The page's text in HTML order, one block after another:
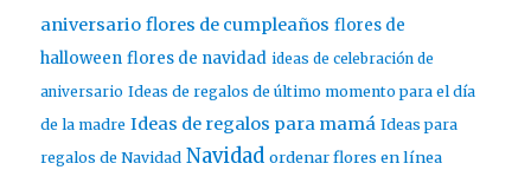
aniversario flores de cumpleaños flores de
halloween flores de navidad ideas de celebración de
aniversario Ideas de regalos de último momento para el día
de la madre Ideas de regalos para mamá Ideas para
regalos de Navidad Navidad ordenar flores en línea